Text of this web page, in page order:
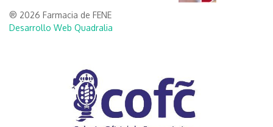
® 2026 Farmacia de FENE
Desarrollo Web Quadralia